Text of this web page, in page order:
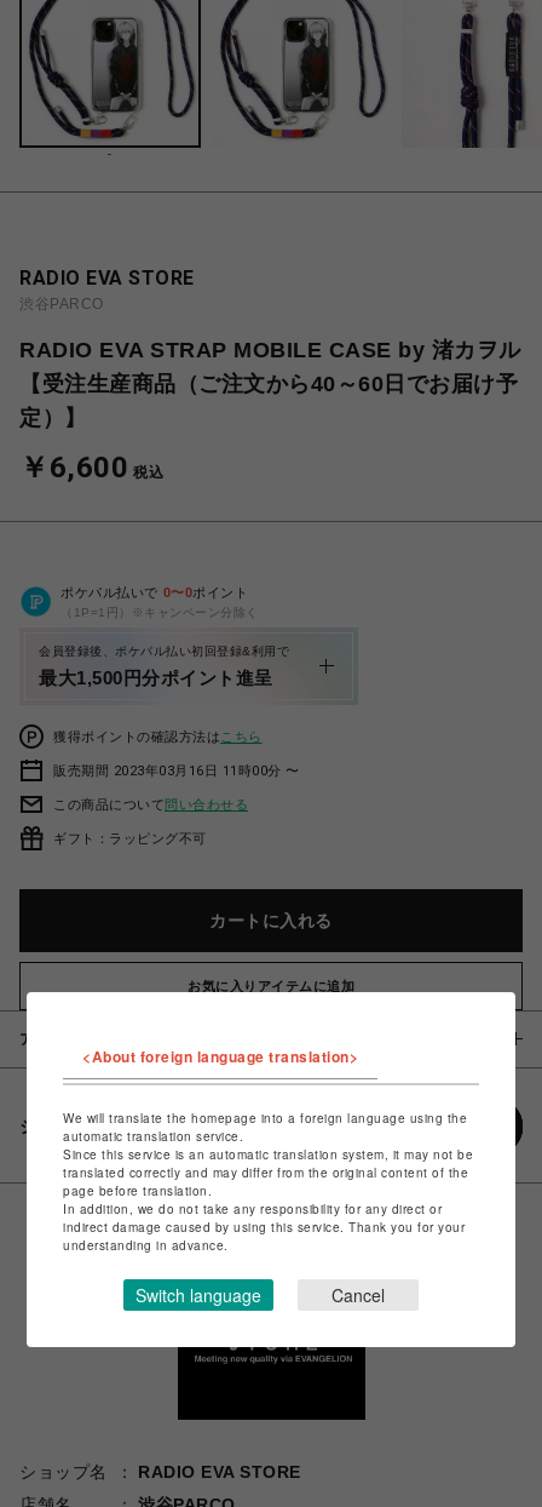
-
RADIO EVA STORE
渋谷PARCO
RADIO EVA STRAP MOBILE CASE by 渚カヲル
【受注生産商品（ご注文から40～60日でお届け予
定）】
￥6,600 税込
ポケパル払いで 0〜0ポイント
（1P=1円）※キャンペーン分除く
会員登録後、ポケパル払い初回登録&利用で
最大1,500円分ポイント進呈
獲得ポイントの確認方法は こちら
販売期間 2023年03月16日 11時00分 〜
この商品について問い合わせる
ギフト：ラッピング不可
カートに入れる
お気に入りアイテムに追加
アイテム説明 / 素材
シェアする
ショップ名
RADIO EVA STORE
<About foreign language translation>
We will translate the homepage into a foreign language using the
automatic translation service.
Since this service is an automatic translation system, it may not be
translated correctly and may differ from the original content of the
page before translation.
In addition, we do not take any responsibility for any direct or
indirect damage caused by using this service. Thank you for your
understanding in advance.
Switch language Cancel